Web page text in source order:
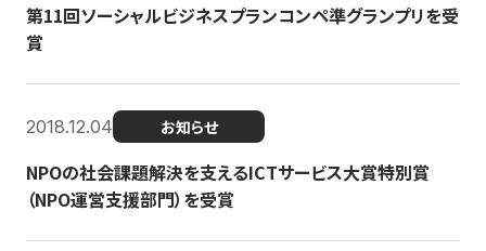
第11回ソーシャルビジネスプランコンペ準グランプリを受
賞
2018.12.04 お知らせ
NPOの社会課題解決を支えるICTサービス大賞特別賞
（NPO運営支援部門）を受賞